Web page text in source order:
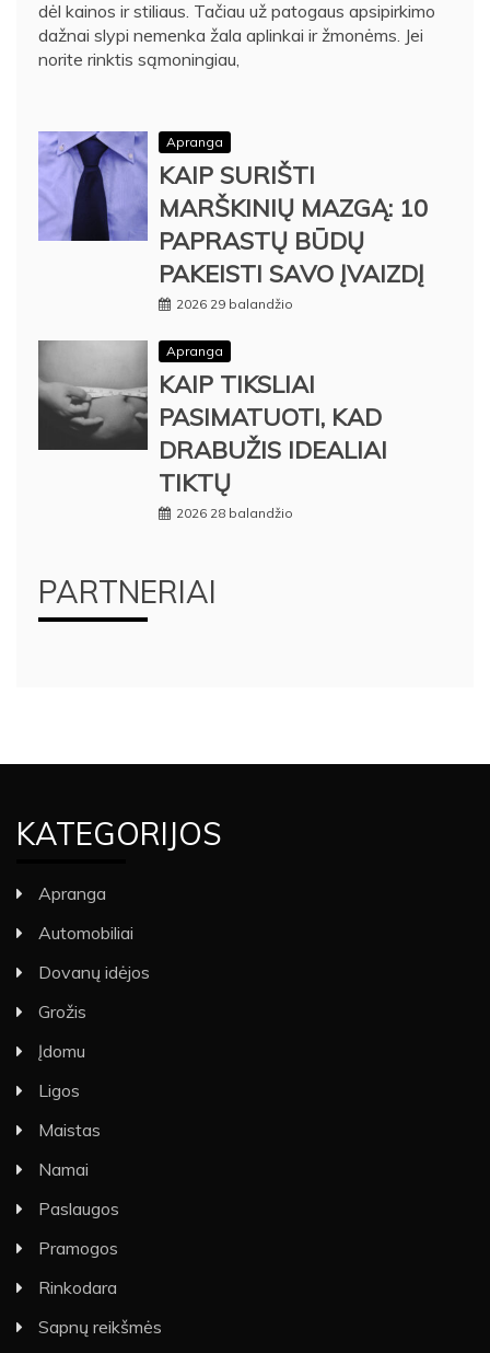
dėl kainos ir stiliaus. Tačiau už patogaus apsipirkimo
dažnai slypi nemenka žala aplinkai ir žmonėms. Jei
norite rinktis sąmoningiau,
Apranga
KAIP SURIŠTI
MARŠKINIŲ MAZGĄ: 10
PAPRASTŲ BŪDŲ
PAKEISTI SAVO ĮVAIZDĮ
2026 29 balandžio
Apranga
KAIP TIKSLIAI
PASIMATUOTI, KAD
DRABUŽIS IDEALIAI
TIKTŲ
2026 28 balandžio
PARTNERIAI
KATEGORIJOS
Apranga
Automobiliai
Dovanų idėjos
Grožis
Įdomu
Ligos
Maistas
Namai
Paslaugos
Pramogos
Rinkodara
Sapnų reikšmės